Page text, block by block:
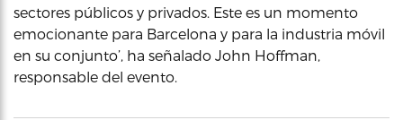
sectores públicos y privados. Este es un momento
emocionante para Barcelona y para la industria móvil
en su conjunto’, ha señalado John Hoffman,
responsable del evento.